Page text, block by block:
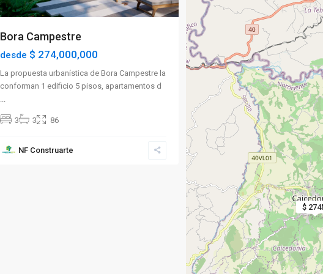
$
Bora Campestre
desde $ 274,000,000
La propuesta urbanística de Bora Campestre la
conforman 1 edificio 5 pisos, apartamentos d
3 3 86
NF Construarte